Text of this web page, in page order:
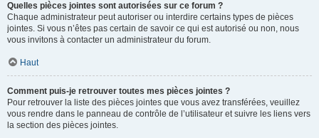
Quelles pièces jointes sont autorisées sur ce forum ?
Chaque administrateur peut autoriser ou interdire certains types de pièces
jointes. Si vous n’êtes pas certain de savoir ce qui est autorisé ou non, nous
vous invitons à contacter un administrateur du forum.
Haut
Comment puis-je retrouver toutes mes pièces jointes ?
Pour retrouver la liste des pièces jointes que vous avez transférées, veuillez
vous rendre dans le panneau de contrôle de l’utilisateur et suivre les liens vers
la section des pièces jointes.